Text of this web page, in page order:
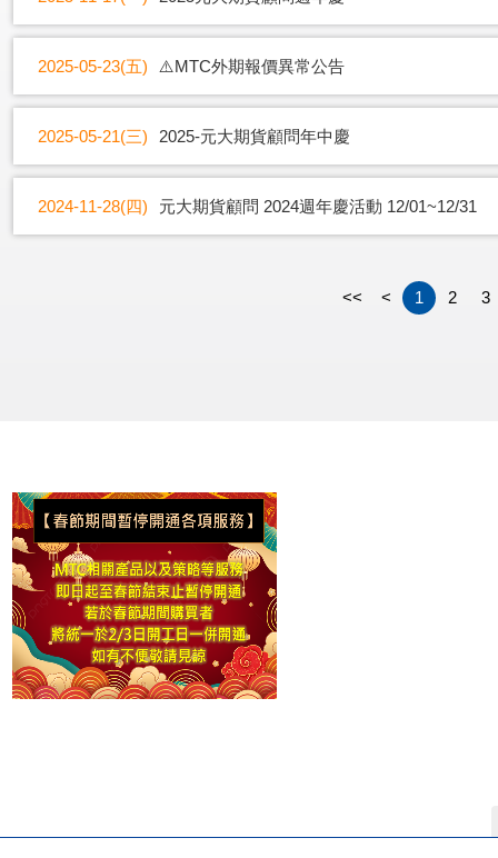
2025-05-23(五) ⚠️MTC外期報價異常公告
2025-05-21(三) 2025-元大期貨顧問年中慶
2024-11-28(四) 元大期貨顧問 2024週年慶活動 12/01~12/31
<< < 1 2 3